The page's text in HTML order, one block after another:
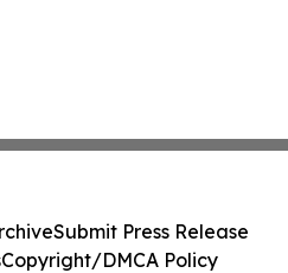
Submit Press Release
Copyright/DMCA Policy